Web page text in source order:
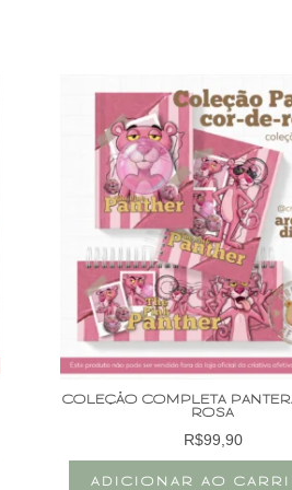
COLEÇÃO COMPLETA
ROSA
R$99,90
ADICIONAR AO